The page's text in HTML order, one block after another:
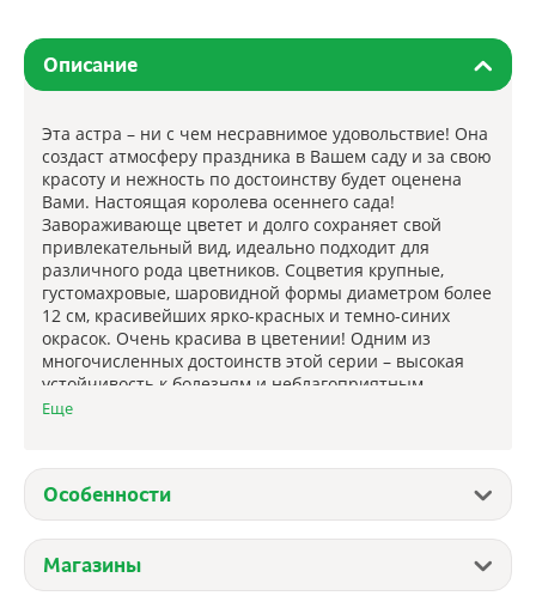
Описание
Эта астра – ни с чем несравнимое удовольствие! Она
создаст атмосферу праздника в Вашем саду и за свою
красоту и нежность по достоинству будет оценена
Вами. Настоящая королева осеннего сада!
Завораживающе цветет и долго сохраняет свой
привлекательный вид, идеально подходит для
различного рода цветников. Соцветия крупные,
густомахровые, шаровидной формы диаметром более
12 см, красивейших ярко-красных и темно-синих
окрасок. Очень красива в цветении! Одним из
многочисленных достоинств этой серии – высокая
устойчивость к болезням и неблагоприятным
условиям.
Агротехника: посев семян в марте-апреле на рассаду
или в мае в грунт. Семена присыпают сухим, мелко
просеянным перегноем, поливают и накрывают
после появления всходов. Через 1-2 недели появятся
всходы. Пикировку проводят через 2-3 недели после
Еще
Еще
Особенности
Магазины